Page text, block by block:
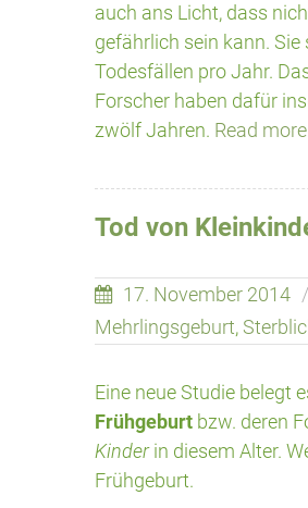
auch ans Licht, dass
gefährlich sein kann.
Todesfällen pro Jahr.
Forscher haben dafür
zwölf Jahren. Read more
Tod von
17. November 2014
Mehrlingsgeburt,
Eine neue Studie belegt
Frühgeburt bzw. deren
Kinderin diesem Alter.
Frühgeburt.